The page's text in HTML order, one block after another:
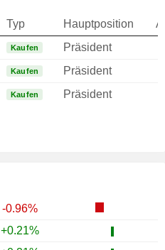
-0.96%
+0.21%
Typ Hauptposition
Kaufen Präsident
Kaufen Präsident
Kaufen Präsident